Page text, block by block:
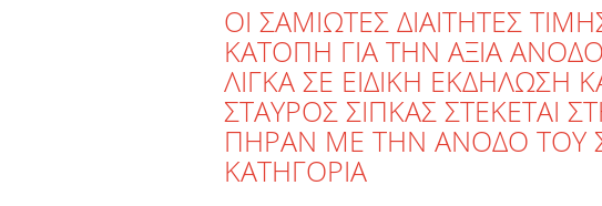
OI ΣΑΜΙΩΤΕΣ ΔΙΑΙΤΗΤΕΣ
ΚΑΤΟΠΗ ΓΙΑ ΤΗΝ ΑΞΙΑ
ΛΙΓΚΑ ΣΕ ΕΙΔΙΚΗ ΕΚΔΗΛΩΣΗ
ΣΤΑΥΡΟΣ ΣΙΠΚΑΣ ΣΤΕΚΕΤΑΙ
ΠΗΡΑΝ ΜΕ ΤΗΝ ΑΝΟΔΟ ΤΟΥ
ΚΑΤΗΓΟΡΙΑ